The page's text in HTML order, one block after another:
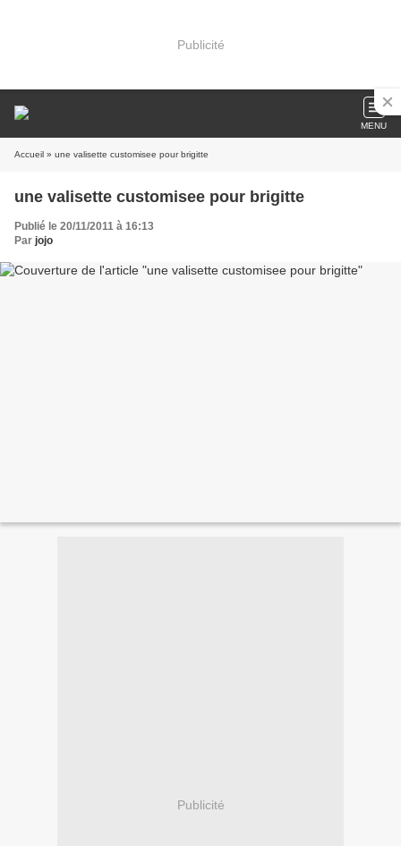
Publicité
MENU
Accueil » une valisette customisee pour brigitte
une valisette customisee pour brigitte
Publié le 20/11/2011 à 16:13
Par jojo
Publicité